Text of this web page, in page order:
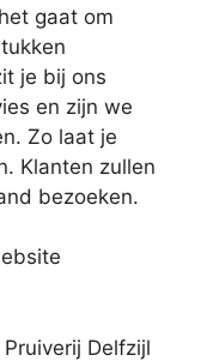
gaat om
je bij ons
en zijn we
Zo laat je
Klanten zullen
bezoeken.
Delfzijl